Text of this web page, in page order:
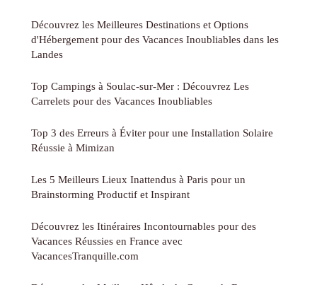
Découvrez les Meilleures Destinations et Options
d'Hébergement pour des Vacances Inoubliables dans les
Landes
Top Campings à Soulac-sur-Mer : Découvrez Les
Carrelets pour des Vacances Inoubliables
Top 3 des Erreurs à Éviter pour une Installation Solaire
Réussie à Mimizan
Les 5 Meilleurs Lieux Inattendus à Paris pour un
Brainstorming Productif et Inspirant
Découvrez les Itinéraires Incontournables pour des
Vacances Réussies en France avec
VacancesTranquille.com